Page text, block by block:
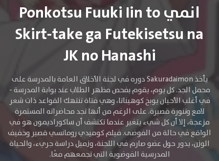
انمي Ponkotsu Fuuki Iin to
Skirt-take ga Futekisetsu na
JK no Hanashi
يأخذ Sakuradaimon دوره في لجنة الأخلاق العامة بالمدرسة على
محمل الجد. كل يوم، يقوم بفحص مظهر الطلاب عند بوابة المدرسة -
في أغلب الأحيان يوبخ كوهيناتا، وهي فتاة تنتهك القواعد ذات شعر
لامع وتنورة قصيرة. على الرغم من أنها تجد محاضراته المستمرة
مزعجة، إلا أن كل شيء يتغير عندما تكتشف أن ساكوراديمون هو في
الواقع في حالة من الفوضى. فيلم كوميدي رومانسي قصير وخفيف
الوزن، يدور حول عضو صارم في اللجنة، وزميل دراسة جريء، والحياة
المدرسية الفوضوية التي تجمعهم معًا.